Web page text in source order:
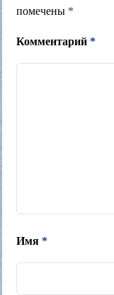
помечены *
Комментарий *
Имя *